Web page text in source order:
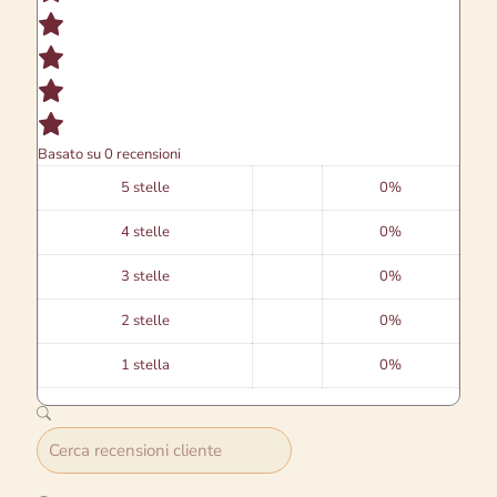
Basato su 0 recensioni
5 stelle
0%
4 stelle 0%
3 stelle 0%
2 stelle 0%
1 stella 0%